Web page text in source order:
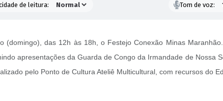
de leitura: Tom de voz:
(domingo), das 12h às 18h, o Festejo Conexão Minas
apresentações da Guarda de Congo da Irmandade de Nossa
pelo Ponto de Cultura Ateliê Multicultural, com recursos do